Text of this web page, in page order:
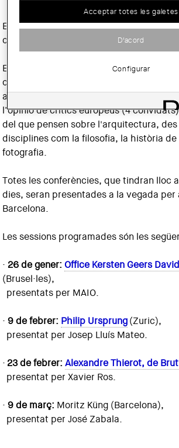
El mes de gener arrenca el nou cicle
comissariat per l'arquitecte i editor
El cicle pretén mostrar l’arquitectura
contemporània amb la presentació de
arquitectes convidats (5 en total), i
l’opinió de crítics europeus (4
del que pensen sobre l'arquitectura, des
disciplines com la filosofia, la història de
fotografia.
Totes les conferències, que tindran lloc
dies, seran presentades a la vegada
Barcelona.
Les sessions programades són les
· 26 de gener: Office Kersten Geers
(Brusel·les),
presentats per MAIO.
·9 de febrer: Philip Ursprung(Zuric),
presentat per Josep Lluís Mateo.
· 23 de febrer: Alexandre Thierot, de
presentat per Xavier Ros.
·9 de març: Moritz Küng (Barcelona),
presentat per José Zabala.
Acceptar totes les galetes
D'acord
Configurar